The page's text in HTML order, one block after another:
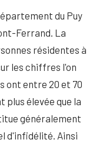
du Puy
Ferrand. La
résidentes à
les chiffres l'on
ont entre 20 et 70
élevée que la
généralement
d'infidélité. Ainsi